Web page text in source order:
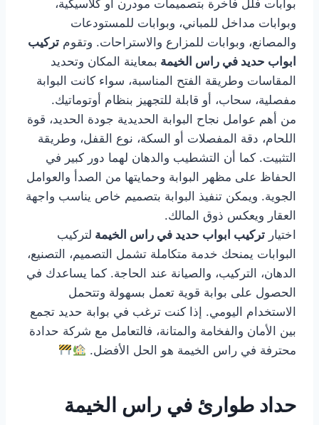
بوابات فلل فاخرة بتصميمات مودرن أو كلاسيكية،
وبوابات مداخل للمباني، وبوابات للمستودعات
والمصانع، وبوابات للمزارع والاستراحات. وتقوم تركيب
ابواب حديد في راس الخيمة بمعاينة المكان وتحديد
المقاسات وطريقة الفتح المناسبة، سواء كانت البوابة
مفصلية، سحاب، أو قابلة للتجهيز بنظام أوتوماتيك.
من أهم عوامل نجاح البوابة الحديدية جودة الحديد، قوة
اللحام، دقة المفصلات أو السكة، نوع القفل، وطريقة
التثبيت. كما أن التشطيب والدهان لهما دور كبير في
الحفاظ على مظهر البوابة وحمايتها من الصدأ والعوامل
الجوية. ويمكن تنفيذ البوابة بتصميم خاص يناسب واجهة
العقار ويعكس ذوق المالك.
اختيار تركيب ابواب حديد في راس الخيمة لتركيب
البوابات يمنحك خدمة متكاملة تشمل التصميم، التصنيع،
الدهان، التركيب، والصيانة عند الحاجة. كما يساعدك في
الحصول على بوابة قوية تعمل بسهولة وتتحمل
الاستخدام اليومي. إذا كنت ترغب في بوابة حديد تجمع
بين الأمان والفخامة والمتانة، فالتعامل مع شركة حدادة
محترفة في راس الخيمة هو الحل الأفضل.
حداد طوارئ في راس الخيمة